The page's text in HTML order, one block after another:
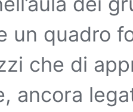
un quadro
che di
ancora